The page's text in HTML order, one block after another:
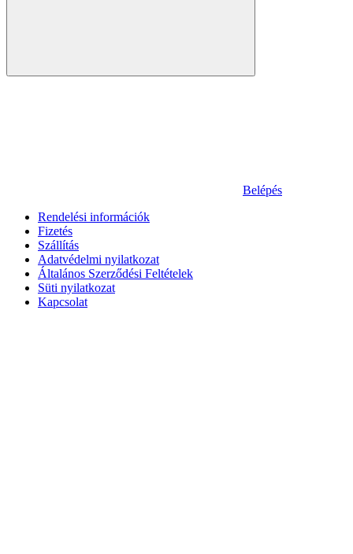
Belépés
Rendelési információk
Fizetés
Szállítás
Adatvédelmi nyilatkozat
Általános Szerződési Feltételek
Süti nyilatkozat
Kapcsolat